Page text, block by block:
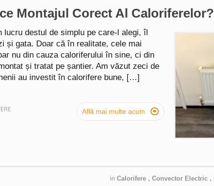
Montajul Corect Al Caloriferelor?
lucru destul de simplu pe care-l alegi, îl
și gata. Doar că în realitate, cele mai
nu din cauza caloriferului în sine, ci din
și tratat pe șantier. Am văzut zeci de
au investit în calorifere bune, […]
Află mai multe acum 
in Calorifere , Convector Electric ,